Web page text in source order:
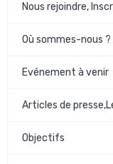
Nous rejoindre,
Où sommes-nous ?
Evénement à venir
Articles de
Objectifs